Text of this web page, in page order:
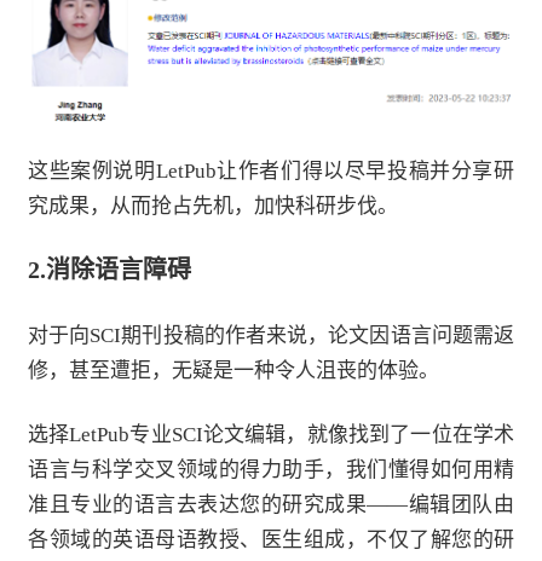
这些案例说明LetPub让作者们得以尽早投稿并分享研
究成果，从而抢占先机，加快科研步伐。
2.消除语言障碍
对于向SCI期刊投稿的作者来说，论文因语言问题需返
修，甚至遭拒，无疑是一种令人沮丧的体验。
选择LetPub专业SCI论文编辑，就像找到了一位在学术
语言与科学交叉领域的得力助手，我们懂得如何用精
准且专业的语言去表达您的研究成果——编辑团队由
各领域的英语母语教授、医生组成，不仅了解您的研